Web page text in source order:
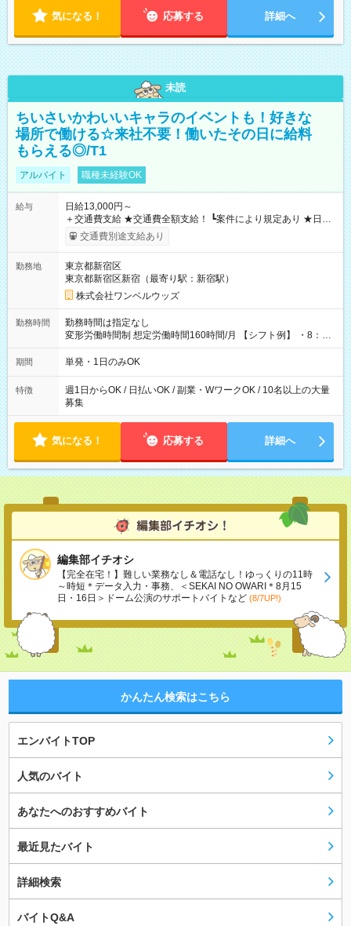
気になる！ 応募する 詳細へ
未読
ちいさいかわいいキャラのイベントも！好きな
場所で働ける☆来社不要！働いたその日に給料
もらえる◎/T1
アルバイト 職種未経験OK
給与
日給13,000円～
＋交通費支給 ★交通費全額支給！ ┗案件により規定あり ★日払
いOK！（規定あり） ┗働いたその日に現金GET♪ お仕事後はコ
ンビニATMから 日払い分を引き落とせます！ 【試用期間】試
交通費別途支給あり
勤務地
東京都新宿区
東京都新宿区新宿（最寄り駅：新宿駅）
株式会社ワンベルウッズ
勤務時間
勤務時間は指定なし
変形労働時間制 想定労働時間160時間/月 【シフト例】 ・8：00
～21：00
期間 単発・1日のみOK
特徴
週1日からOK / 日払いOK / 副業・WワークOK / 10名以上の大量
募集
気になる！ 応募する 詳細へ
編集部イチオシ
【完全在宅！】難しい業務なし＆電話なし！ゆっくりの11時
～時短＊データ入力・事務、＜SEKAI NO OWARI＊8月15
日・16日＞ドーム公演のサポートバイトなど (8/7UP!)
かんたん検索はこちら
エンバイトTOP
人気のバイト
あなたへのおすすめバイト
最近見たバイト
詳細検索
バイトQ&A